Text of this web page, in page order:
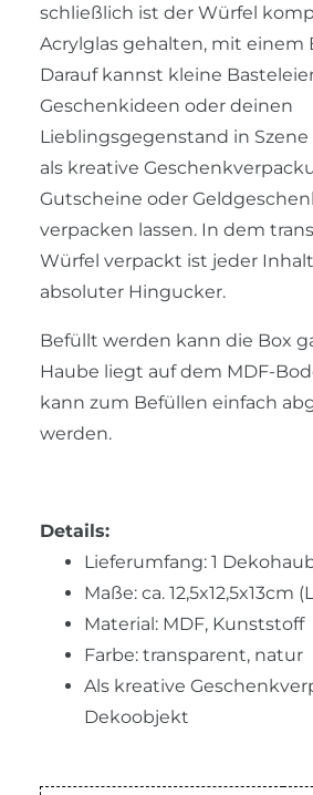
schließlich ist der Würfel
Acrylglas gehalten, mit einem
Darauf kannst kleine
Geschenkideen oder deinen
Lieblingsgegenstand in Szene
als kreative
Gutscheine oder
verpacken lassen. In dem
Würfel verpackt ist jeder
absoluter Hingucker.
Befüllt werden kann die Box
Haube liegt auf dem MDF-
kann zum Befüllen einfach
werden.
Details:
Lieferumfang: 1
Maße: ca. 12,5x12,5x13cm
Material: MDF, Kunststoff
Farbe: transparent, natur
Als kreative
Dekoobjekt